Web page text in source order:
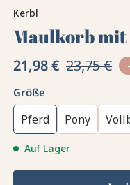
Kerbl
Maulkorb
21,98 € 23,75 €
Größe
Pferd Pony
Auf Lager